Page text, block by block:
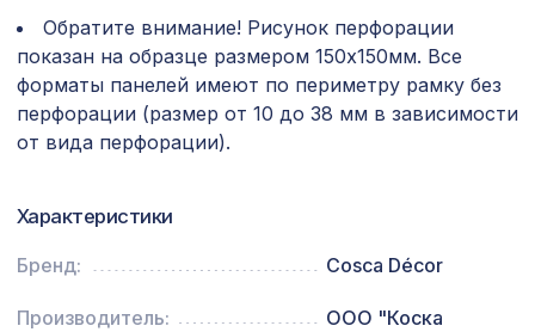
Перфорированная панель КВАДРО 8-
28, 1030х695мм, ХДФ, белая
1141 ₽
Архитектурная доска, 135х30мм
2,0м, африканский палисандр
2790х1020мм, ХДФ, ольха
Перфорированная панель ГОТИКА,
Обратите внимание! Рисунок перфорации
показан на образце размером 150х150мм. Все
форматы панелей имеют по периметру рамку без
перфорации (размер от 10 до 38 мм в зависимости
от вида перфорации).
Характеристики
Бренд: Cosca Décor
Производитель:
ООО "Коска